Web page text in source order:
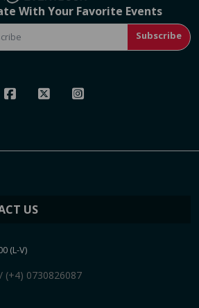
With Your Favorite Events
Subscribe
US
(L-V)
/ (+4) 0730826087